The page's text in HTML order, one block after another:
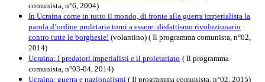
comunista, n°6, 2004)
In Ucraina come in tutto il mondo, di fronte alla guerra imperialista la
parola d’ordine proletaria torni a essere: disfattismo rivoluzionario
contro tutte le borghesie! (volantino) ( Il programma comunista, n°02,
2014)
Ucraina: I predatori imperialisti e il proletariato ( Il programma
comunista, n°03-04, 2014)
Ucraina: guerra e nazionalismi ( Il programma comunista, n°02, 2015)